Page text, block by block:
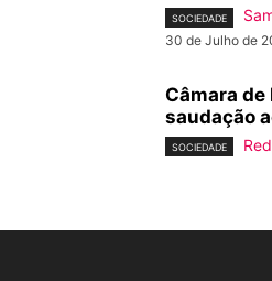
SOCIEDADE
30 de Julho de
Câmara
saudação
SOCIEDADE